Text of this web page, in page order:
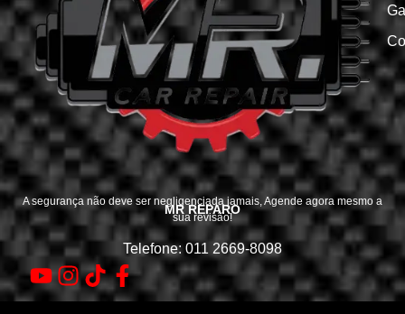
MR REPARO
A segurança não deve ser negligenciada jamais, Agende agora mesmo a
sua revisão!
Telefone: 011 2669-8098